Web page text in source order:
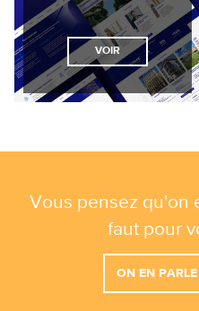
VOIR
Vous pensez qu'on
faut pour
ON EN